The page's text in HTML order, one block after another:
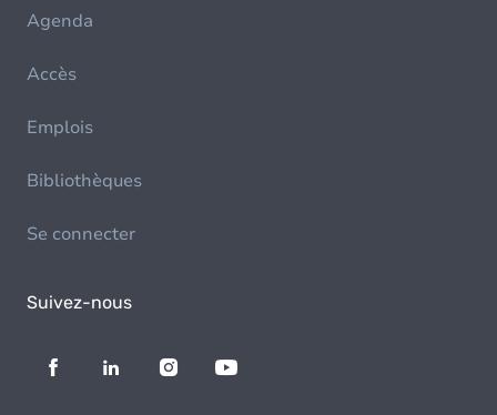
Agenda
Accès
Emplois
Bibliothèques
Se connecter
Suivez-nous